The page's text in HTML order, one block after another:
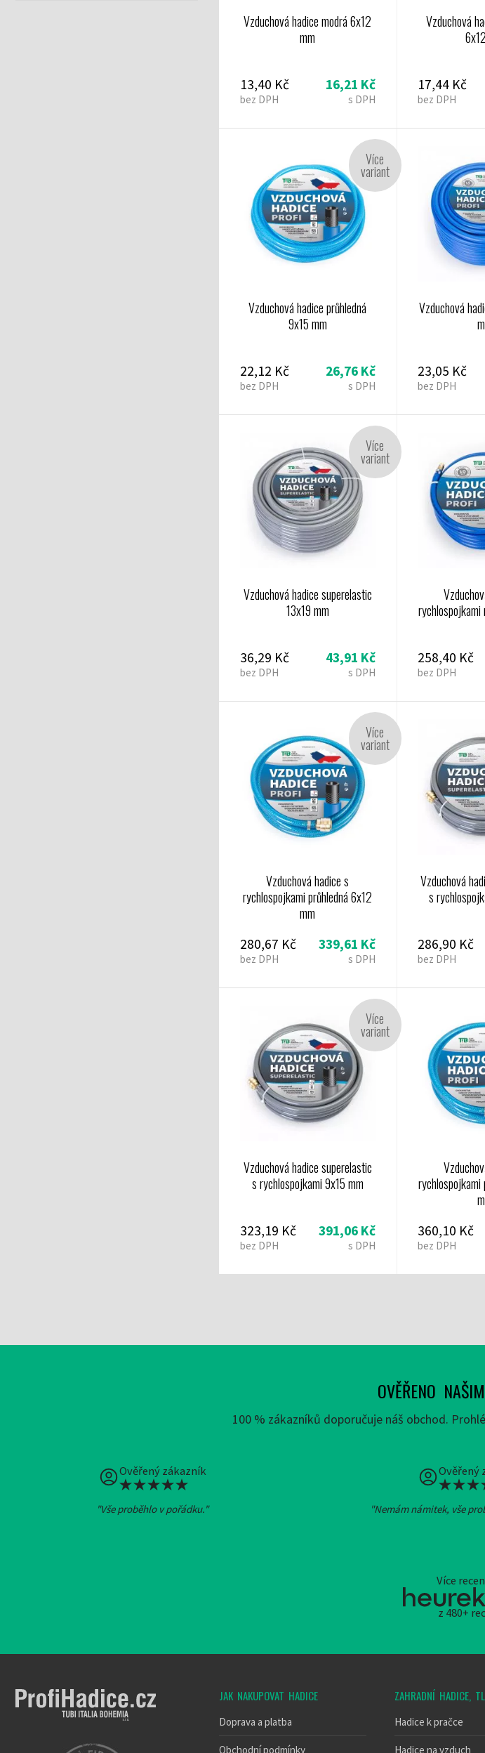
Vzduchová hadice modrá 6x12
mm
13,40 Kč
bez DPH
16,21 Kč
s DPH
Vzduchová
17,44 Kč
bez DPH
Vzduchová hadice průhledná
9x15 mm
22,12 Kč
bez DPH
26,76 Kč
s DPH
Více
variant
Vzduchová
23,05 Kč
bez DPH
Vzduchová hadice superelastic
13x19 mm
36,29 Kč
bez DPH
43,91 Kč
s DPH
Více
variant
rychlospojkami
258,40 Kč
bez DPH
Vzduchová hadice s
rychlospojkami průhledná 6x12
mm
280,67 Kč
bez DPH
339,61 Kč
s DPH
Více
variant
Vzduchová
s
286,90 Kč
bez DPH
Vzduchová hadice superelastic
s rychlospojkami 9x15 mm
323,19 Kč
bez DPH
391,06 Kč
s DPH
Více
variant
rychlospojkami
360,10 Kč
bez DPH
OVĚŘENO
100 % zákazníků doporučuje náš obchod.
Ověřený zákazník
"Vše proběhlo v pořádku."
Ověřený
"Nemám námitek, vše
Více
z 480+
JAK NAKUPOVAT HADICE
Doprava a platba
Obchodní podmínky
ZAHRADNÍ HADICE,
Hadice k pračce
Hadice na vzduch